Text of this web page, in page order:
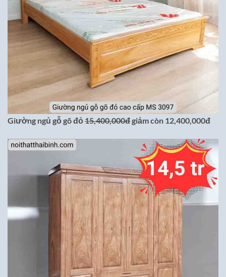
Giường ngủ gỗ gõ đỏ 15,400,000đgiảm còn 12,400,000đ